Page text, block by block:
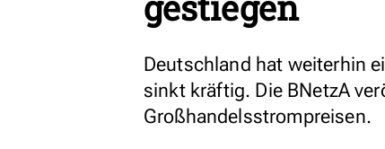
Deutschland hat weiterhin
sinkt kräftig. Die BNetzA
Großhandelsstrompreisen.